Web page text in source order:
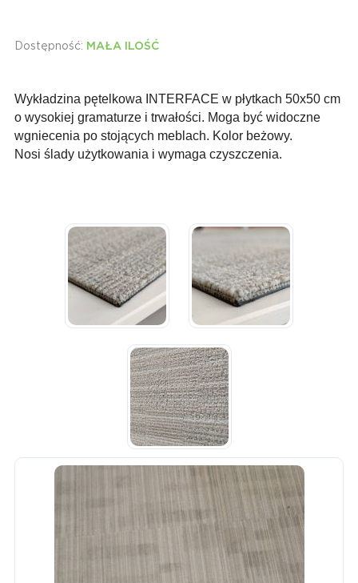
Dostępność: MAŁA ILOŚĆ
Wykładzina pętelkowa INTERFACE w płytkach 50x50 cm
o wysokiej gramaturze i trwałości. Moga być widoczne
wgniecenia po stojących meblach. Kolor beżowy.
Nosi ślady użytkowania i wymaga czyszczenia.